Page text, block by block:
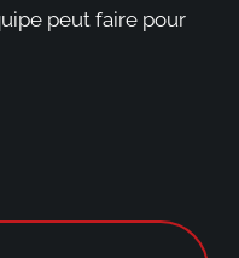
peut faire pour